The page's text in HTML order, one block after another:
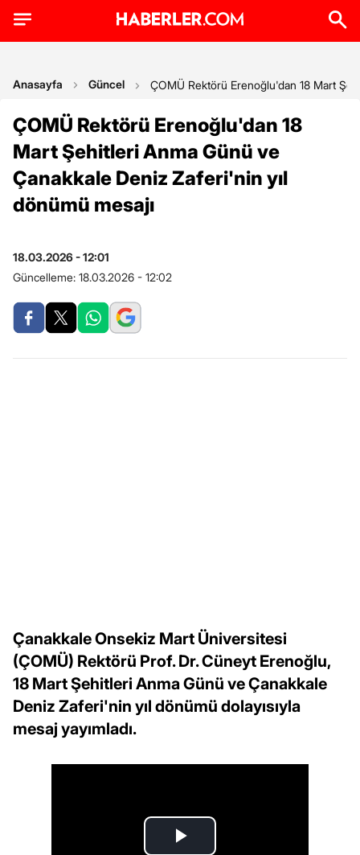
Anasayfa Güncel ÇOMÜ Rektörü Erenoğlu'dan 18 Mart
ÇOMÜ Rektörü Erenoğlu'dan 18
Mart Şehitleri Anma Günü ve
Çanakkale Deniz Zaferi'nin yıl
dönümü mesajı
18.03.2026 - 12:01
Güncelleme: 18.03.2026 - 12:02
Çanakkale Onsekiz Mart Üniversitesi
(ÇOMÜ) Rektörü Prof. Dr. Cüneyt Erenoğlu,
18 Mart Şehitleri Anma Günü ve Çanakkale
Deniz Zaferi'nin yıl dönümü dolayısıyla
mesaj yayımladı.